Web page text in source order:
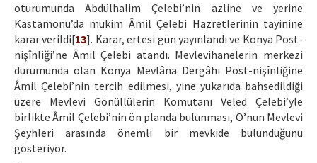
oturumunda Abdülhalim Çelebi’nin azline ve yerine
Kastamonu’da mukim Âmil Çelebi Hazretlerinin tayinine
karar verildi[13]. Karar, ertesi gün yayınlandı ve Konya Post-
nişînliği’ne Âmil Çelebi atandı. Mevlevihanelerin merkezi
durumunda olan Konya Mevlâna Dergâhı Post-nişînliğine
Âmil Çelebi’nin tercih edilmesi, yine yukarıda bahsedildiği
üzere Mevlevi Gönüllülerin Komutanı Veled Çelebi’yle
birlikte Âmil Çelebi’nin ön planda bulunması, O’nun Mevlevi
Şeyhleri arasında önemli bir mevkide bulunduğunu
gösteriyor.